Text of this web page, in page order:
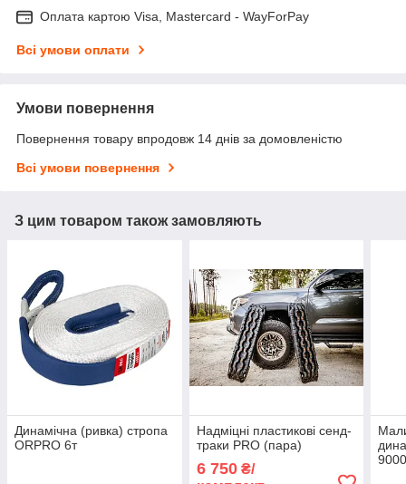
Оплата картою Visa, Mastercard - WayForPay
Всі умови оплати
Умови повернення
Повернення товару впродовж 14 днів за домовленістю
Всі умови повернення
З цим товаром також замовляють
Динамічна (ривка) стропа
ORPRO 6т
Надміцні пластикові сенд-
траки PRO (пара)
6 750₴/